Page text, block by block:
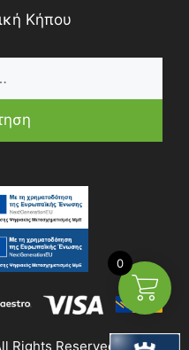
Κήπου
Rights Reserved | Web
0